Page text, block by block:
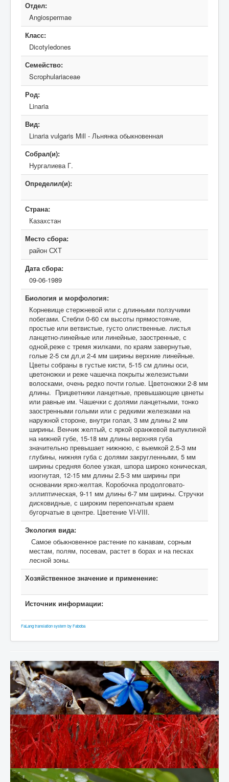
Отдел:
Angiospermae
Класс:
Dicotyledones
Семейство:
Scrophulariaceae
Род:
Linaria
Вид:
Linaria vulgaris Mill - Льнянка обыкновенная
Собрал(и):
Нургалиева Г.
Определил(и):
Страна:
Казахстан
Место сбора:
район СХТ
Дата сбора:
09-06-1989
Биология и морфология:
Корневище стержневой или с длинными ползучими
побегами. Стебли 0-60 см высоты прямостоячие,
простые или ветвистые, густо олиственные. листья
ланцетно-линейные или линейные, заостренные, с
одной,реже с тремя жилками, по краям завернутые,
голые 2-5 см дл,и 2-4 мм ширины верхние линейные.
Цветы собраны в густые кисти, 5-15 см длины оси,
цветоножки и реже чашечка покрыты железистыми
волосками, очень редко почти голые. Цветоножки 2-8 мм
длины. Прицветники ланцетные, превышающие цвнеты
или равные им. Чашечки с долями ланцетными, тонко
заостренными голыми или с редкими железками на
наружной стороне, внутри голая, 3 мм длины 2 мм
ширины. Венчик желтый, с яркой оранжевой выпуклиной
на нижней губе, 15-18 мм длины верхняя губа
значительно превышает нижнюю, с выемкой 2.5-3 мм
глубины, нижняя губа с долями закругленными, 5 мм
ширины средняя более узкая, шпора широко коническая,
изогнутая, 12-15 мм длины 2.5-3 мм ширины при
основании ярко-желтая. Коробочка продолговато-
эллиптическая, 9-11 мм длины 6-7 мм ширины. Стручки
дисковидные, с широким перепончатым краем
бугорчатые в центре. Цветение VI-VIII.
Экология вида:
Самое обыкновенное растение по канавам, сорным
местам, полям, посевам, растет в борах и на песках
лесной зоны.
Хозяйственное значение и применение:
Источник информации:
FaLang translation system by Faboba